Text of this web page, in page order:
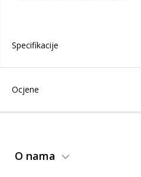
Specifikacije
Ocjene
O nama